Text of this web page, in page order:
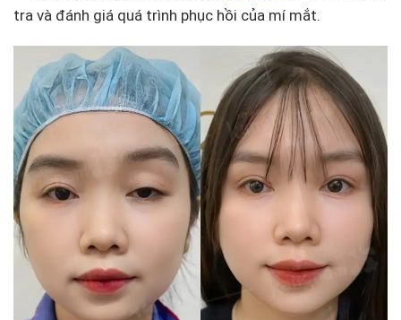
tra và đánh giá quá trình phục hồi của mí mắt.